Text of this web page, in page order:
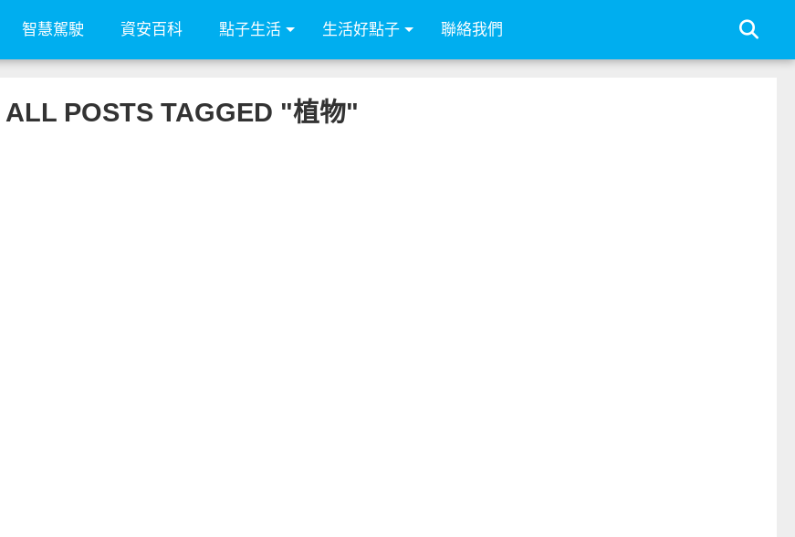
智慧駕駛 資安百科 點子生活 生活好點子 聯絡我們
ALL POSTS TAGGED "植物"